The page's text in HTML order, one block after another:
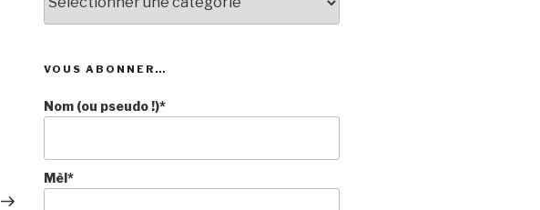
Article
suivant
VOUS ABONNER…
Nom (ou pseudo !)*
Mèl*